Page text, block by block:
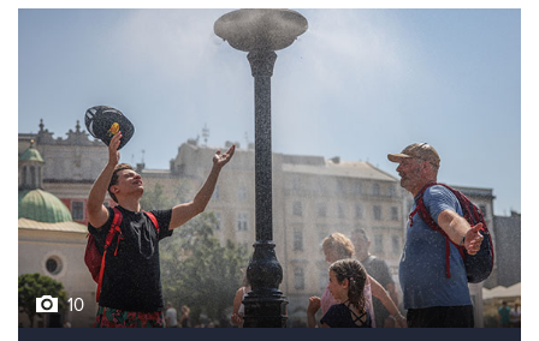
10